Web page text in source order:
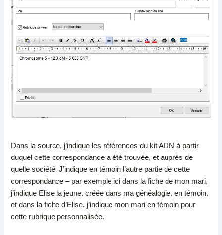
Dans la source, j’indique les références du kit ADN à partir
duquel cette correspondance a été trouvée, et auprès de
quelle société. J’indique en témoin l’autre partie de cette
correspondance – par exemple ici dans la fiche de mon mari,
j’indique Elise la jeune, créée dans ma généalogie, en témoin,
et dans la fiche d’Elise, j’indique mon mari en témoin pour
cette rubrique personnalisée.